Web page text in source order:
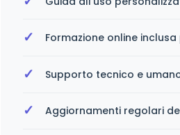
Formazione online
Supporto tecnico e
Aggiornamenti regolari